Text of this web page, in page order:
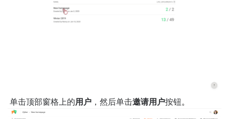
单击顶部窗格上的用户 ，然后单击邀请用户按钮。